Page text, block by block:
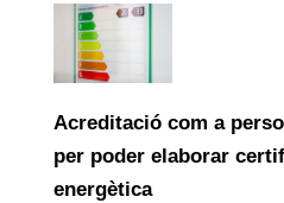
Acreditació com a
per poder elaborar
energètica